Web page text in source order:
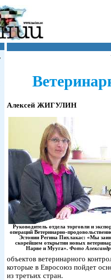
Алексей ЖИГУЛИН
Руководитель отдела торговли и
операций Ветеринарно-
Эстонии Регина Пихлакас: «Мы
скорейшем открытии новых
Нарве и Мууга». Фото
объектов ветеринарного
которые в Евросоюз пойдет
из третьих стран.